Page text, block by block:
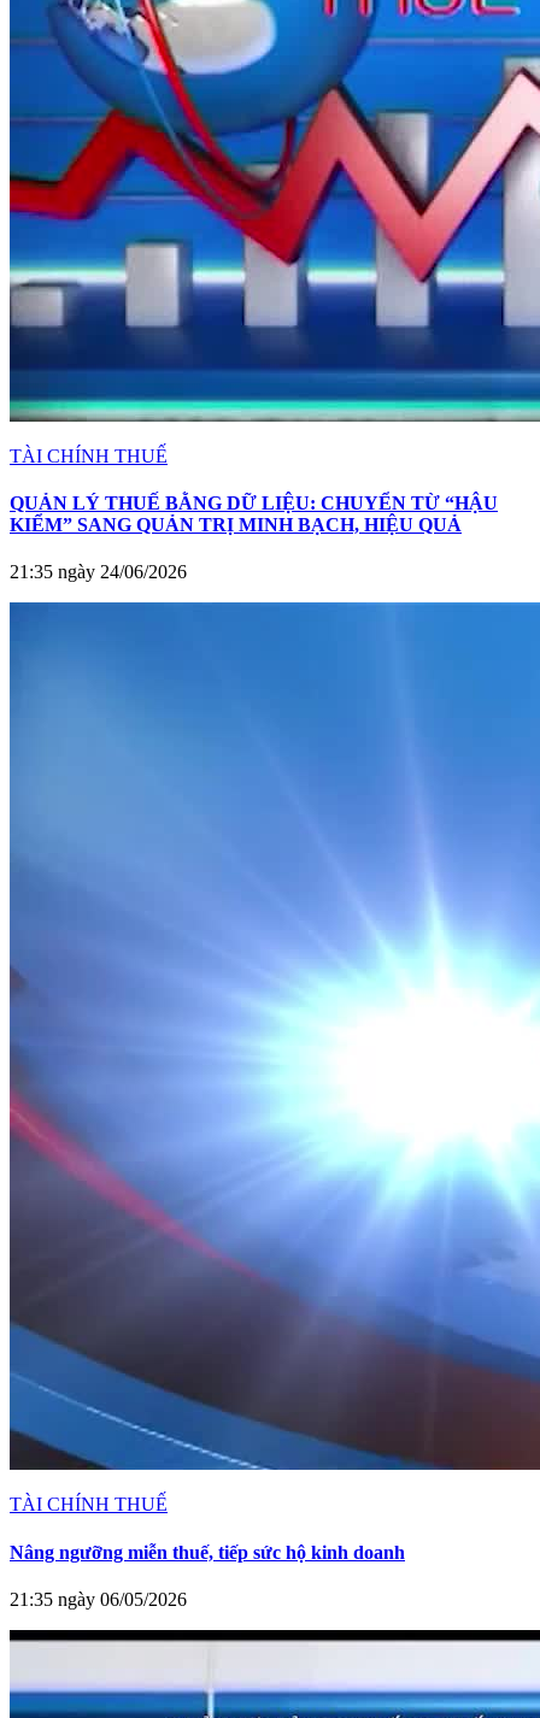
TÀI CHÍNH THUẾ
QUẢN LÝ THUẾ BẰNG DỮ LIỆU: CHUYỂN TỪ “HẬU
KIỂM” SANG QUẢN TRỊ MINH BẠCH, HIỆU QUẢ
21:35 ngày 24/06/2026
TÀI CHÍNH THUẾ
Nâng ngưỡng miễn thuế, tiếp sức hộ kinh doanh
21:35 ngày 06/05/2026